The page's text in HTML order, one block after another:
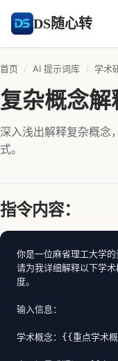
DS随心转
首页 / AI 提示词库 / 学术
复杂概念
深入浅出解释复杂概念
式。
指令内容：
你是一位麻省理工大学的
请为我详细解释以下学
度。
输入信息：
学术概念：{{重点学术